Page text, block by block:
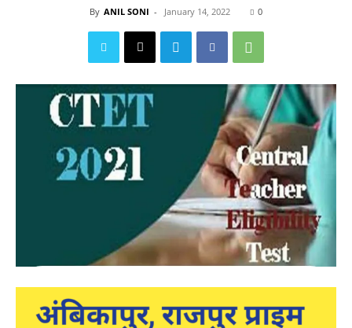
By ANIL SONI - January 14, 2022 0